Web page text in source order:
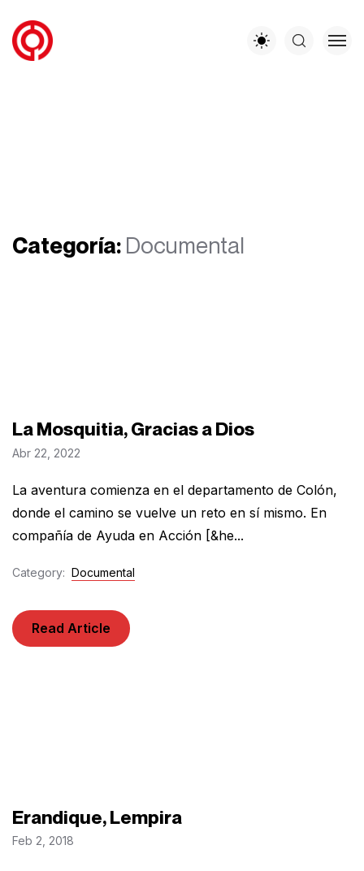
Categoría: Documental
La Mosquitia, Gracias a Dios
Abr 22, 2022
La aventura comienza en el departamento de Colón,
donde el camino se vuelve un reto en sí mismo. En
compañía de Ayuda en Acción [&he...
Category: Documental
Read Article
Erandique, Lempira
Feb 2, 2018